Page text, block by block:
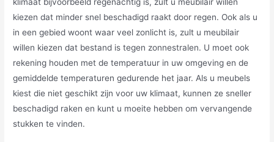
kiezen dat minder snel beschadigd raakt door regen. Ook als u
in een gebied woont waar veel zonlicht is, zult u meubilair
willen kiezen dat bestand is tegen zonnestralen. U moet ook
rekening houden met de temperatuur in uw omgeving en de
gemiddelde temperaturen gedurende het jaar. Als u meubels
kiest die niet geschikt zijn voor uw klimaat, kunnen ze sneller
beschadigd raken en kunt u moeite hebben om vervangende
stukken te vinden.